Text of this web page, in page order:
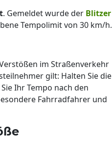
. Gemeldet wurde der Blitzer
Tempolimit von 30 km/h.
im Straßenverkehr
gilt: Halten Sie die
Ihr Tempo nach den
Fahrradfahrer und